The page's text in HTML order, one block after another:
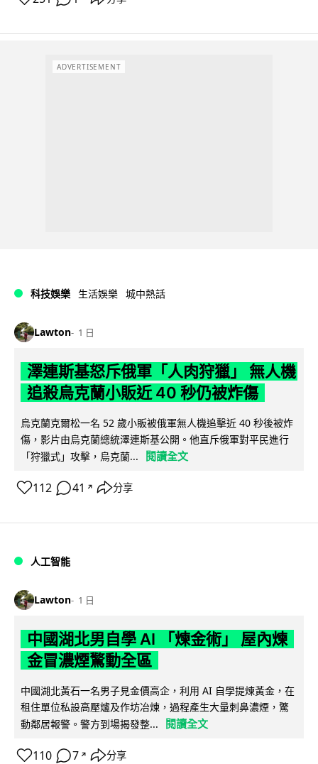
ADVERTISEMENT
科技娛樂 生活娛樂 城中熱話
Lawton 1 日
澤連斯基怒斥俄軍「人肉狩獵」 無人機
追殺烏克蘭小販近 40 秒仍被炸傷
烏克蘭克爾松一名 52 歲小販被俄軍無人機追擊近 40 秒後被炸
傷，影片由烏克蘭總統澤連斯基公開。他直斥俄軍對平民進行
「狩獵式」攻擊，烏克蘭...
閱讀全文
112 41 ↗ 分享
人工智能
Lawton 1 日
中國湖北男自學 AI 「煉金術」 屋內煉
金冒濃煙驚動全區
中國湖北黃石一名男子見金價高企，利用 AI 自學提煉黃金，在
租住單位私設高壓爐及作坊冶煉，過程產生大量刺鼻濃煙，驚
動鄰居報警。警方到場揭發整...
閱讀全文
110 7 ↗ 分享